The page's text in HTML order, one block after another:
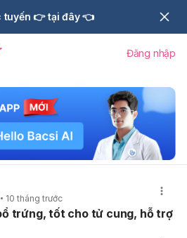
tuyến 👉 tại đây 👈
Đăng nhập
10 tháng trước
trứng, tốt cho tử cung, hỗ trợ